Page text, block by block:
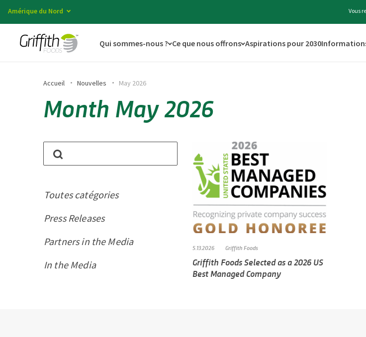
Amérique du Nord Vous
Qui sommes-nous ? Ce que nous offrons Aspirations pour 2030
Accueil Nouvelles May 2026
Month May 2026
Toutes catégories
Press Releases
Partners in the Media
In the Media
5.13.2026 Griffith Foods
Griffith Foods Selected as a 2026 US
Best Managed Company